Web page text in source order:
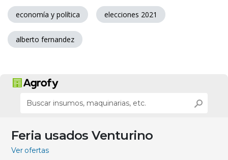
economía y política elecciones 2021
alberto fernandez
Feria usados Venturino
Ver ofertas